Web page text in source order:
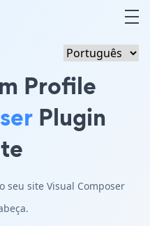
Profile
Plugin
seu site Visual Composer